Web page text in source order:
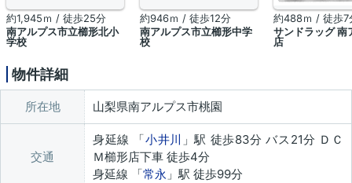
約1,945ｍ / 徒歩25分
南アルプス市立櫛形北小
学校
約946ｍ / 徒歩12分
南アルプス市立櫛形中学
校
約488ｍ / 徒歩7
サンドラッグ 南
店
物件詳細
所在地 山梨県南アルプス市桃園
交通
身延線 「小井川 」駅 徒歩83分 バス21分 ＤＣ
Ｍ櫛形店下車 徒歩4分
身延線 「常永 」駅 徒歩99分